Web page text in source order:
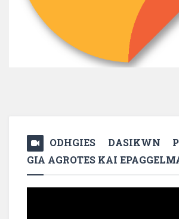
ODHGIES DASIKWN
GIA AGROTES KAI